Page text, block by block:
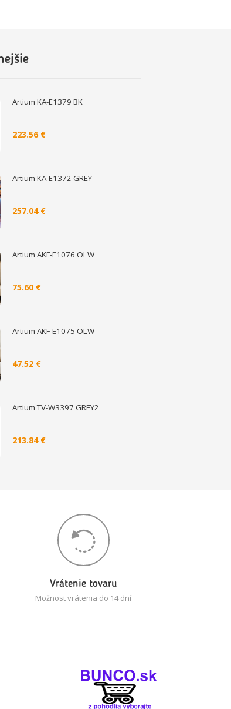
Artium KA-E1379 BK
223.56 €
Artium KA-E1372 GREY
257.04 €
Artium AKF-E1076 OLW
75.60 €
Artium AKF-E1075 OLW
47.52 €
Artium TV-W3397 GREY2
213.84 €
Vrátenie tovaru
Možnost vrátenia do 14 dní